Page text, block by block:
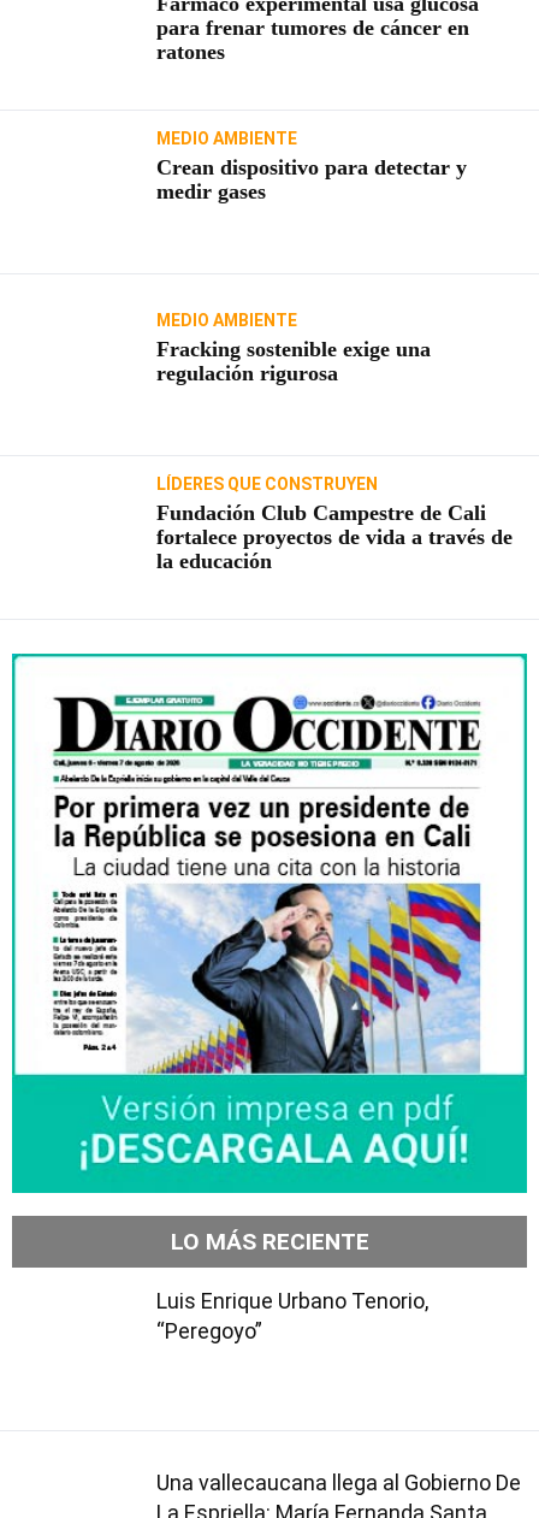
para frenar tumores de cáncer en
ratones
MEDIO AMBIENTE
Crean dispositivo para detectar y
medir gases
MEDIO AMBIENTE
Fracking sostenible exige una
regulación rigurosa
LÍDERES QUE CONSTRUYEN
Fundación Club Campestre de Cali
fortalece proyectos de vida a través de
la educación
LO MÁS RECIENTE
Luis Enrique Urbano Tenorio,
“Peregoyo”
Una vallecaucana llega al Gobierno De
La Espriella: María Fernanda Santa,